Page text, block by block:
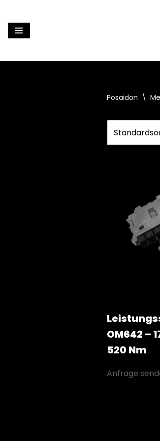
Zum
Inhalt
Posaidon \
OM642 –
520 Nm
Anfrage